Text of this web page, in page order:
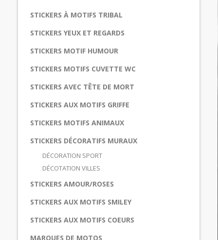
STICKERS À MOTIFS TRIBAL
STICKERS YEUX ET REGARDS
STICKERS MOTIF HUMOUR
STICKERS MOTIFS CUVETTE WC
STICKERS AVEC TÊTE DE MORT
STICKERS AUX MOTIFS GRIFFE
STICKERS MOTIFS ANIMAUX
STICKERS DÉCORATIFS MURAUX
DÉCORATION SPORT
DÉCOTATION VILLES
STICKERS AMOUR/ROSES
STICKERS AUX MOTIFS SMILEY
STICKERS AUX MOTIFS COEURS
MARQUES DE MOTOS